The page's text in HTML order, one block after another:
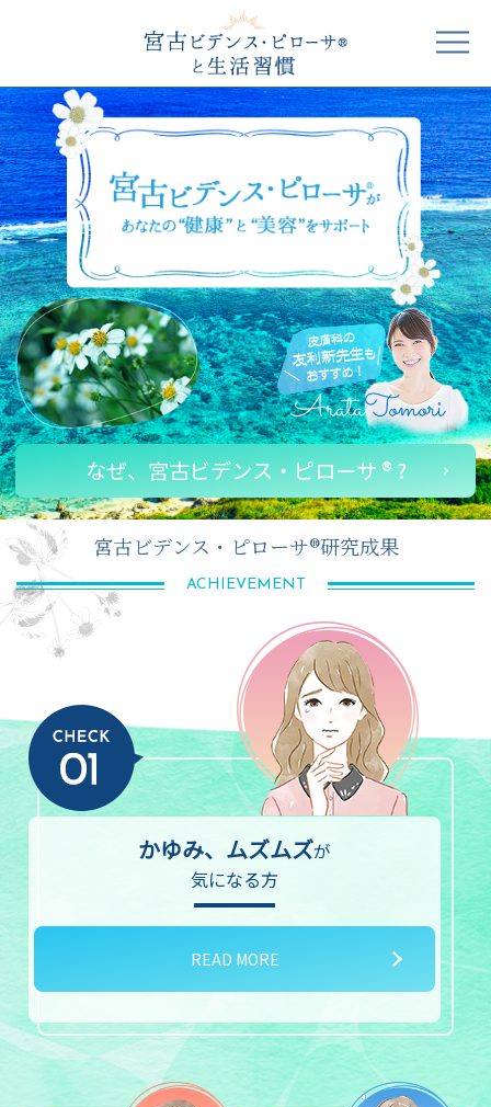
なぜ、宮古ビデンス・ピローサ ® ?
宮古ビデンス・ピローサ®研究成果
ACHIEVEMENT
かゆみ、ムズムズが
気になる方
READ MORE